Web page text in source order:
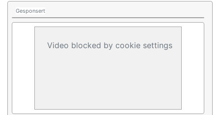
Gesponsert
Video blocked by cookie settings